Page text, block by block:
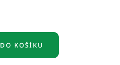
DO KOŠÍKU